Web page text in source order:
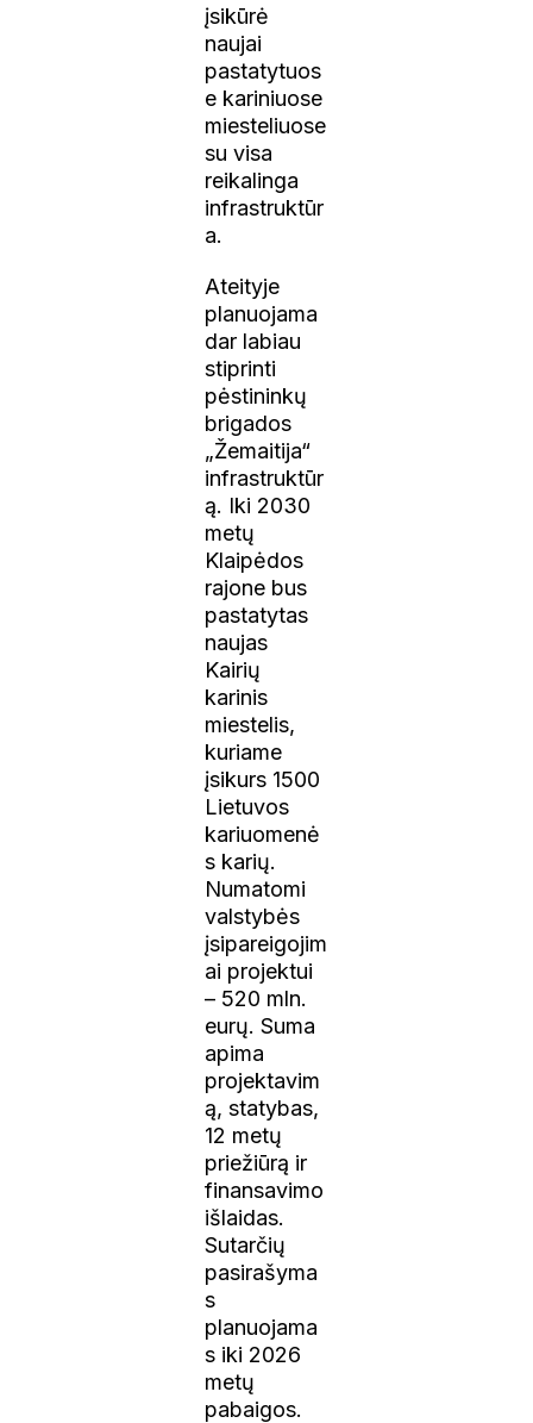
įsikūrė
naujai
pastatytuos
e kariniuose
miesteliuose
su visa
reikalinga
infrastruktūr
a.
Ateityje
planuojama
dar labiau
stiprinti
pėstininkų
brigados
„Žemaitija“
infrastruktūr
ą. Iki 2030
metų
Klaipėdos
rajone bus
pastatytas
naujas
Kairių
karinis
miestelis,
kuriame
įsikurs 1500
Lietuvos
kariuomenė
s karių.
Numatomi
valstybės
įsipareigojim
ai projektui
– 520 mln.
eurų. Suma
apima
projektavim
ą, statybas,
12 metų
priežiūrą ir
finansavimo
išlaidas.
Sutarčių
pasirašyma
s
planuojama
s iki 2026
metų
pabaigos.